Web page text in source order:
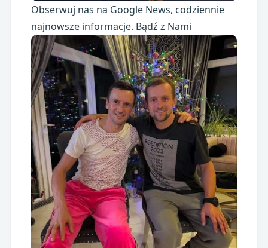
Obserwuj nas na Google News, codziennie
najnowsze informacje. Bądź z Nami